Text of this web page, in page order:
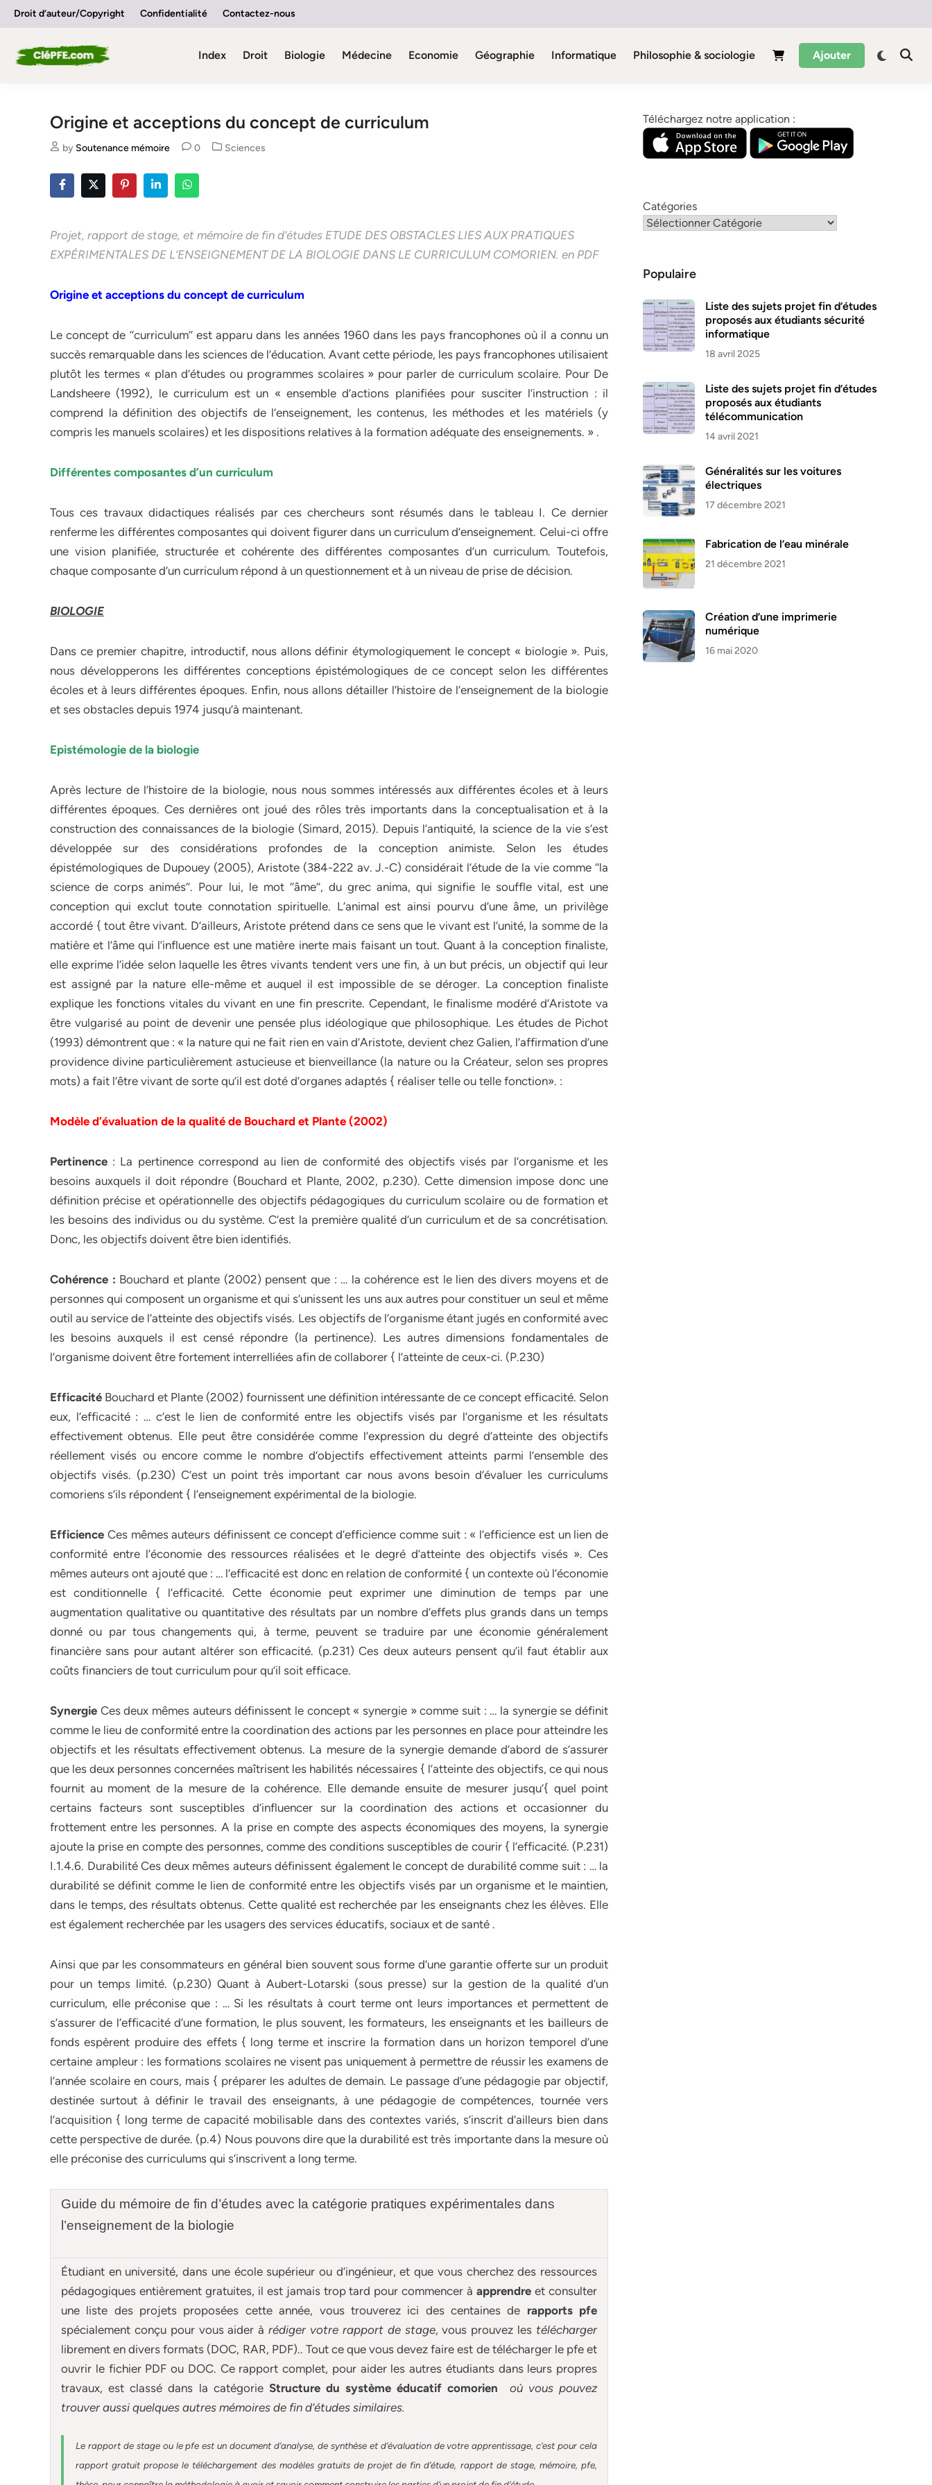
SkipDroit d’auteur/Copyright Confidentialité Contactez-nous
Index Droit Biologie Médecine Economie Géographie Informatique Philosophie & sociologie Ajouter
Origine et acceptions du concept de curriculum
by Soutenance mémoire 0
Posted
Sciences
Projet, rapport de stage, et mémoire de fin d’études ETUDE DES OBSTACLES LIES AUX PRATIQUES
EXPÉRIMENTALES DE L’ENSEIGNEMENT DE LA BIOLOGIE DANS LE CURRICULUM COMORIEN. en PDF
Origine et acceptions du concept de curriculum
Le concept de ‘‘curriculum’’ est apparu dans les années 1960 dans les pays francophones où il a connu un
succès remarquable dans les sciences de l’éducation. Avant cette période, les pays francophones utilisaient
plutôt les termes « plan d’études ou programmes scolaires » pour parler de curriculum scolaire. Pour De
Landsheere (1992), le curriculum est un « ensemble d’actions planifiées pour susciter l’instruction : il
comprend la définition des objectifs de l’enseignement, les contenus, les méthodes et les matériels (y
compris les manuels scolaires) et les dispositions relatives à la formation adéquate des enseignements. » .
Différentes composantes d’un curriculum
Tous ces travaux didactiques réalisés par ces chercheurs sont résumés dans le tableau I. Ce dernier
renferme les différentes composantes qui doivent figurer dans un curriculum d’enseignement. Celui-ci offre
une vision planifiée, structurée et cohérente des différentes composantes d’un curriculum. Toutefois,
chaque composante d’un curriculum répond à un questionnement et à un niveau de prise de décision.
BIOLOGIE
Dans ce premier chapitre, introductif, nous allons définir étymologiquement le concept « biologie ». Puis,
nous développerons les différentes conceptions épistémologiques de ce concept selon les différentes
écoles et à leurs différentes époques. Enfin, nous allons détailler l’histoire de l’enseignement de la biologie
et ses obstacles depuis 1974 jusqu’à maintenant.
Epistémologie de la biologie
Après lecture de l’histoire de la biologie, nous nous sommes intéressés aux différentes écoles et à leurs
différentes époques. Ces dernières ont joué des rôles très importants dans la conceptualisation et à la
construction des connaissances de la biologie (Simard, 2015). Depuis l’antiquité, la science de la vie s’est
développée sur des considérations profondes de la conception animiste. Selon les études
épistémologiques de Dupouey (2005), Aristote (384-222 av. J.-C) considérait l’étude de la vie comme ‘‘la
science de corps animés’’. Pour lui, le mot ‘‘âme’’, du grec anima, qui signifie le souffle vital, est une
conception qui exclut toute connotation spirituelle. L’animal est ainsi pourvu d’une âme, un privilège
accordé { tout être vivant. D’ailleurs, Aristote prétend dans ce sens que le vivant est l’unité, la somme de la
matière et l’âme qui l’influence est une matière inerte mais faisant un tout. Quant à la conception finaliste,
elle exprime l’idée selon laquelle les êtres vivants tendent vers une fin, à un but précis, un objectif qui leur
est assigné par la nature elle-même et auquel il est impossible de se déroger. La conception finaliste
explique les fonctions vitales du vivant en une fin prescrite. Cependant, le finalisme modéré d’Aristote va
être vulgarisé au point de devenir une pensée plus idéologique que philosophique. Les études de Pichot
(1993) démontrent que : « la nature qui ne fait rien en vain d’Aristote, devient chez Galien, l’affirmation d’une
providence divine particulièrement astucieuse et bienveillance (la nature ou la Créateur, selon ses propres
mots) a fait l’être vivant de sorte qu’il est doté d’organes adaptés { réaliser telle ou telle fonction». :
Modèle d’évaluation de la qualité de Bouchard et Plante (2002)
Pertinence : La pertinence correspond au lien de conformité des objectifs visés par l’organisme et les
besoins auxquels il doit répondre (Bouchard et Plante, 2002, p.230). Cette dimension impose donc une
définition précise et opérationnelle des objectifs pédagogiques du curriculum scolaire ou de formation et
les besoins des individus ou du système. C’est la première qualité d’un curriculum et de sa concrétisation.
Donc, les objectifs doivent être bien identifiés.
Cohérence : Bouchard et plante (2002) pensent que : … la cohérence est le lien des divers moyens et de
personnes qui composent un organisme et qui s’unissent les uns aux autres pour constituer un seul et même
outil au service de l’atteinte des objectifs visés. Les objectifs de l’organisme étant jugés en conformité avec
les besoins auxquels il est censé répondre (la pertinence). Les autres dimensions fondamentales de
l’organisme doivent être fortement interrelliées afin de collaborer { l’atteinte de ceux-ci. (P.230)
Efficacité Bouchard et Plante (2002) fournissent une définition intéressante de ce concept efficacité. Selon
eux, l’efficacité : … c’est le lien de conformité entre les objectifs visés par l’organisme et les résultats
effectivement obtenus. Elle peut être considérée comme l’expression du degré d’atteinte des objectifs
réellement visés ou encore comme le nombre d’objectifs effectivement atteints parmi l’ensemble des
objectifs visés. (p.230) C’est un point très important car nous avons besoin d’évaluer les curriculums
comoriens s’ils répondent { l’enseignement expérimental de la biologie.
Efficience Ces mêmes auteurs définissent ce concept d’efficience comme suit : « l’efficience est un lien de
conformité entre l’économie des ressources réalisées et le degré d’atteinte des objectifs visés ». Ces
mêmes auteurs ont ajouté que : … l’efficacité est donc en relation de conformité { un contexte où l’économie
est conditionnelle { l’efficacité. Cette économie peut exprimer une diminution de temps par une
augmentation qualitative ou quantitative des résultats par un nombre d’effets plus grands dans un temps
donné ou par tous changements qui, à terme, peuvent se traduire par une économie généralement
financière sans pour autant altérer son efficacité. (p.231) Ces deux auteurs pensent qu’il faut établir aux
coûts financiers de tout curriculum pour qu’il soit efficace.
Synergie Ces deux mêmes auteurs définissent le concept « synergie » comme suit : … la synergie se définit
comme le lieu de conformité entre la coordination des actions par les personnes en place pour atteindre les
objectifs et les résultats effectivement obtenus. La mesure de la synergie demande d’abord de s’assurer
que les deux personnes concernées maîtrisent les habilités nécessaires { l’atteinte des objectifs, ce qui nous
fournit au moment de la mesure de la cohérence. Elle demande ensuite de mesurer jusqu’{ quel point
certains facteurs sont susceptibles d’influencer sur la coordination des actions et occasionner du
frottement entre les personnes. A la prise en compte des aspects économiques des moyens, la synergie
ajoute la prise en compte des personnes, comme des conditions susceptibles de courir { l’efficacité. (P.231)
I.1.4.6. Durabilité Ces deux mêmes auteurs définissent également le concept de durabilité comme suit : … la
durabilité se définit comme le lien de conformité entre les objectifs visés par un organisme et le maintien,
dans le temps, des résultats obtenus. Cette qualité est recherchée par les enseignants chez les élèves. Elle
est également recherchée par les usagers des services éducatifs, sociaux et de santé .
Ainsi que par les consommateurs en général bien souvent sous forme d’une garantie offerte sur un produit
pour un temps limité. (p.230) Quant à Aubert-Lotarski (sous presse) sur la gestion de la qualité d’un
curriculum, elle préconise que : … Si les résultats à court terme ont leurs importances et permettent de
s’assurer de l’efficacité d’une formation, le plus souvent, les formateurs, les enseignants et les bailleurs de
fonds espèrent produire des effets { long terme et inscrire la formation dans un horizon temporel d’une
certaine ampleur : les formations scolaires ne visent pas uniquement à permettre de réussir les examens de
l’année scolaire en cours, mais { préparer les adultes de demain. Le passage d’une pédagogie par objectif,
destinée surtout à définir le travail des enseignants, à une pédagogie de compétences, tournée vers
l’acquisition { long terme de capacité mobilisable dans des contextes variés, s’inscrit d’ailleurs bien dans
cette perspective de durée. (p.4) Nous pouvons dire que la durabilité est très importante dans la mesure où
elle préconise des curriculums qui s’inscrivent a long terme.
Guide du mémoire de fin d’études avec la catégorie pratiques expérimentales dans
l’enseignement de la biologie
Étudiant en université, dans une école supérieur ou d’ingénieur, et que vous cherchez des ressources
pédagogiques entièrement gratuites, il est jamais trop tard pour commencer àapprendre et consulter
une liste des projets proposées cette année, vous trouverez ici des centaines de rapports pfe
spécialement conçu pour vous aider àrédiger votre rapport de stage, vous prouvez les télécharger
librement en divers formats (DOC, RAR, PDF).. Tout ce que vous devez faire est de télécharger le pfe et
ouvrir le fichier PDF ou DOC. Ce rapport complet, pour aider les autres étudiants dans leurs propres
travaux, est classé dans la catégorieStructure du système éducatif comorien où vous pouvez
trouver aussi quelques autres mémoires de fin d’études similaires.
Le rapport de stage ou le pfe est un document d’analyse, de synthèse et d’évaluation de votre apprentissage, c’est pour cela
rapport gratuitpropose le téléchargement des modèles gratuits de projet de fin d’étude, rapport de stage, mémoire, pfe,
Téléchargez notre application :
Catégories
Populaire
Liste des sujets projet fin d’études
proposés aux étudiants sécurité
informatique
18 avril 2025
Liste des sujets projet fin d’études
proposés aux étudiants
télécommunication
14 avril 2021
Généralités sur les voitures
électriques
17 décembre 2021
Fabrication de l’eau minérale
21 décembre 2021
Création d’une imprimerie
numérique
16 mai 2020